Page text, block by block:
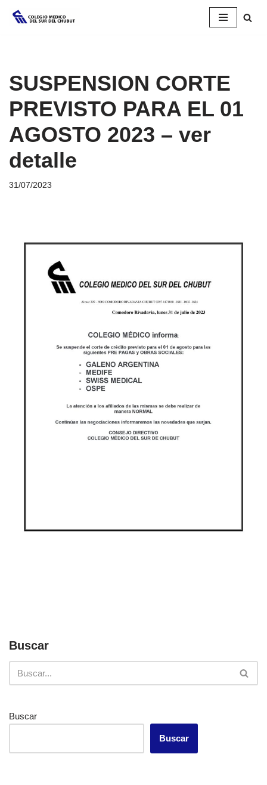
SUSPENSION CORTE
PREVISTO PARA EL 01
AGOSTO 2023 – ver
detalle
31/07/2023
Buscar
Buscar
Buscar